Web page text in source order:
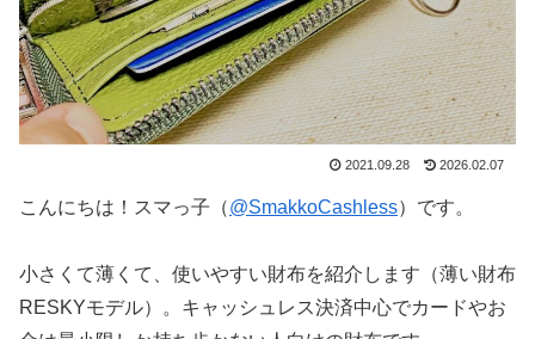
2021.09.28 2026.02.07
こんにちは！スマっ子（@SmakkoCashless）です。
小さくて薄くて、使いやすい財布を紹介します（薄い財布
RESKYモデル）。キャッシュレス決済中心でカードやお